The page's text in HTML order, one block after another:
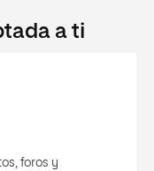
a ti
foros y